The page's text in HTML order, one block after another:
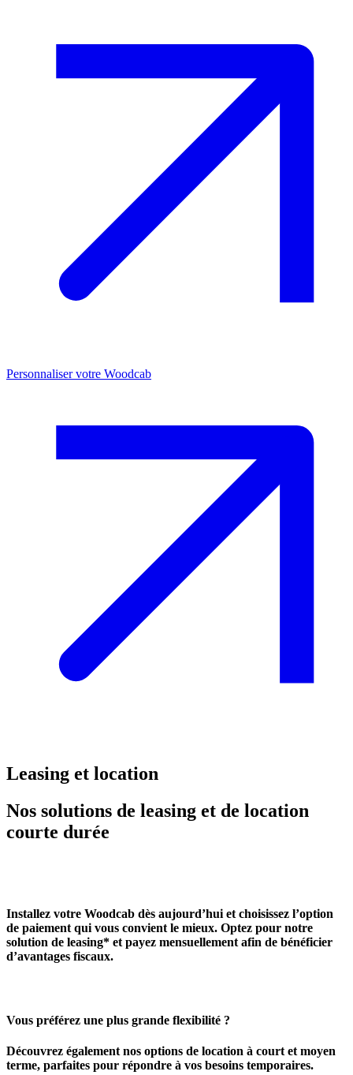
Personnaliser votre Woodcab
Leasing et location
Nos solutions de leasing et de location
courte durée
Installez votre Woodcab dès aujourd’hui et choisissez l’option
de paiement qui vous convient le mieux. Optez pour notre
solution de leasing* et payez mensuellement afin de bénéficier
d’avantages fiscaux.
Vous préférez une plus grande flexibilité ?
Découvrez également nos options de location à court et moyen
terme, parfaites pour répondre à vos besoins temporaires.